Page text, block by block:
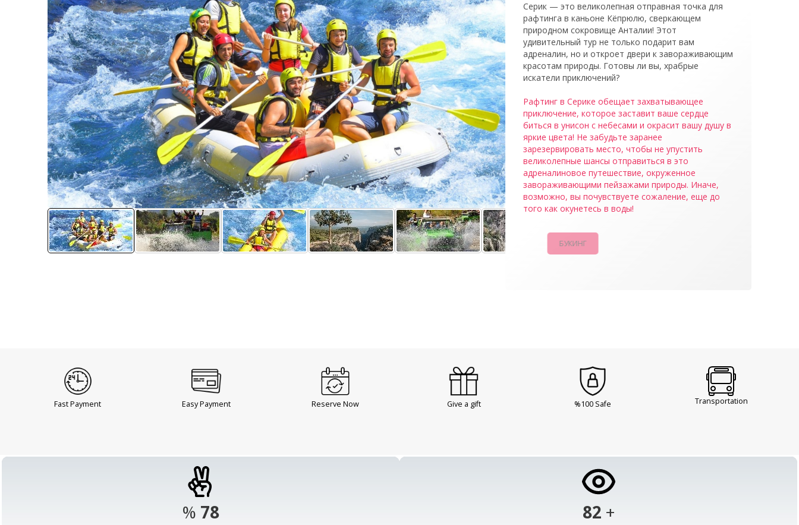
Серик — это великолепная отправная точка для
рафтинга в каньоне Кёпрюлю, сверкающем
природном сокровище Анталии! Этот
удивительный тур не только подарит вам
адреналин, но и откроет двери к завораживающим
красотам природы. Готовы ли вы, храбрые
искатели приключений?
Рафтинг в Серике обещает захватывающее
приключение, которое заставит ваше сердце
биться в унисон с небесами и окрасит вашу душу в
яркие цвета! Не забудьте заранее
зарезервировать место, чтобы не упустить
великолепные шансы отправиться в это
адреналиновое путешествие, окруженное
завораживающими пейзажами природы. Иначе,
возможно, вы почувствуете сожаление, еще до
того как окунетесь в воды!
БУКИНГ
Fast Payment Easy Payment Reserve Now Give a gift %100 Safe Transportation
% 98 103 +